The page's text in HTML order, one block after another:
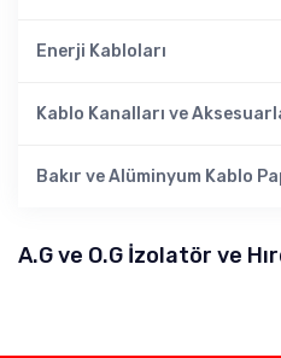
Enerji Kabloları
Kablo Kanalları ve
Bakır ve Alüminyum Kablo
A.G ve O.G İzolatör ve